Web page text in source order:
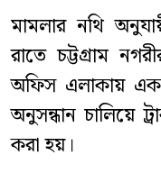
মামলার নথি
রাতে চট্টগ্রাম
অফিস এলাকায়
অনুসন্ধান চালিয়ে
করা হয়।